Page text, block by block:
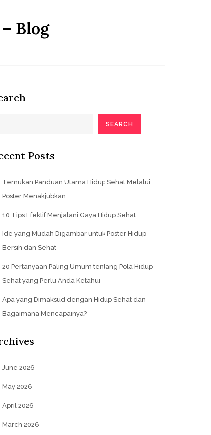
Blog
SEARCH
Posts
Temukan Panduan Utama Hidup Sehat Melalui
Poster Menakjubkan
10 Tips Efektif Menjalani Gaya Hidup Sehat
Ide yang Mudah Digambar untuk Poster Hidup
Bersih dan Sehat
20 Pertanyaan Paling Umum tentang Pola Hidup
Sehat yang Perlu Anda Ketahui
Apa yang Dimaksud dengan Hidup Sehat dan
Bagaimana Mencapainya?
June 2026
May 2026
April 2026
March 2026